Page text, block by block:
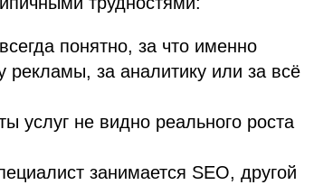
понятно, за что именно
рекламы, за аналитику или за всё
услуг не видно реального роста
занимается SEO, другой